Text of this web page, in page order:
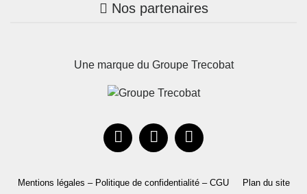
Pays de la Loire
Occitanie
Maison + terrain
Mon compte Trecobois
Parrainez un proche!
Nos partenaires
Une marque du Groupe Trecobat
Mentions légales – Politique de confidentialité – CGU Plan du site